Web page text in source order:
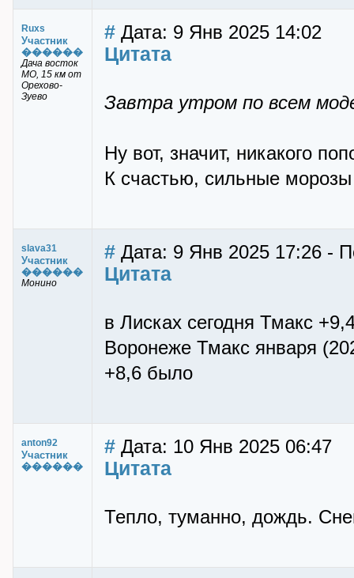
Ruxs
Участник
������
Дача восток
МО, 15 км от
Орехово-
Зуево
# Дата: 9 Янв 2025 14:02
Цитата
Завтра утром по всем
Ну вот, значит, никакого
К счастью, сильные
slava31
Участник
������
Монино
# Дата: 9 Янв 2025 17:26 -
Цитата
в Лисках сегодня Тмакс
Воронеже Тмакс января
+8,6 было
anton92
Участник
������
# Дата: 10 Янв 2025 06:47
Цитата
Тепло, туманно, дождь.